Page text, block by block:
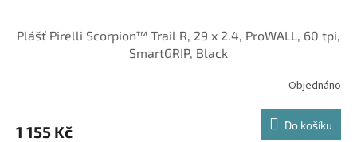
Plášť Pirelli Scorpion™ Trail R, 29 x 2.4, ProWALL, 60 tpi,
SmartGRIP, Black
Objednáno
1 155 Kč Do košíku